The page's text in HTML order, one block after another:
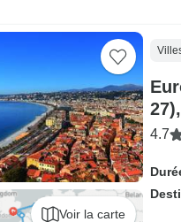
Voir la carte
4.7